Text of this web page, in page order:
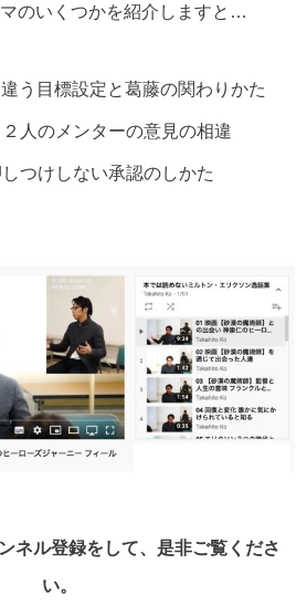
のいくつかを紹介しますと…
う目標設定と葛藤の関わりかた
人のメンターの意見の相違
つけしない承認のしかた
ネル登録をして、是非ご覧くださ
い。